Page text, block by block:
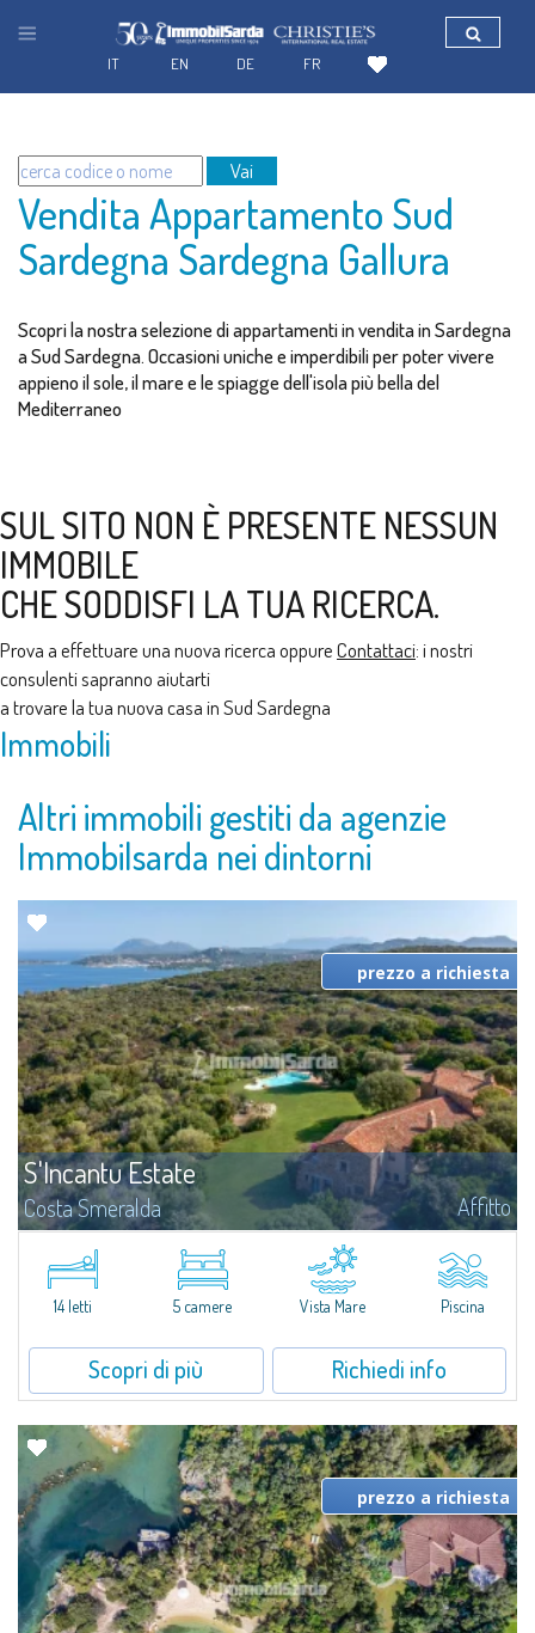
Vai
Vendita Appartamento Sud
Sardegna Sardegna Gallura
Scopri la nostra selezione di appartamenti in vendita in Sardegna
a Sud Sardegna. Occasioni uniche e imperdibili per poter vivere
appieno il sole, il mare e le spiagge dell'isola più bella del
Mediterraneo
SUL SITO NON È PRESENTE NESSUN
IMMOBILE
CHE SODDISFI LA TUA RICERCA.
Prova a effettuare una nuova ricerca oppureContattaci: i nostri
consulenti sapranno aiutarti
a trovare la tua nuova casa in Sud Sardegna
Immobili
Altri immobili gestiti da agenzie
Immobilsarda nei dintorni
S'Incantu Estate
Costa Smeralda Affitto
S'Incantu Estate gode di una posizione privilegiata alle porte della Costa
Smeralda, ideale per chi desidera la comodità di una location strategia
senza rinunciare ad avere i migliori servizi sempre a portata di mano...
prezzo a richiesta
14 letti 5 camere Vista Mare Piscina
Scopri di più Richiedi info
prezzo a richiesta
FR
DE
EN
IT